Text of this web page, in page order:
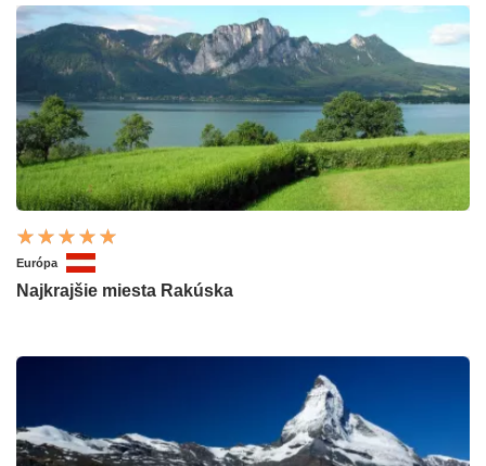
Európa
Najkrajšie miesta Rakúska